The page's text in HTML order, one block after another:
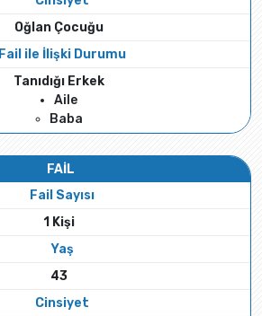
Oğlan Çocuğu
Fail ile İlişki Durumu
Tanıdığı Erkek
Aile
Baba
FAİL
Fail Sayısı
1 Kişi
Yaş
43
Cinsiyet